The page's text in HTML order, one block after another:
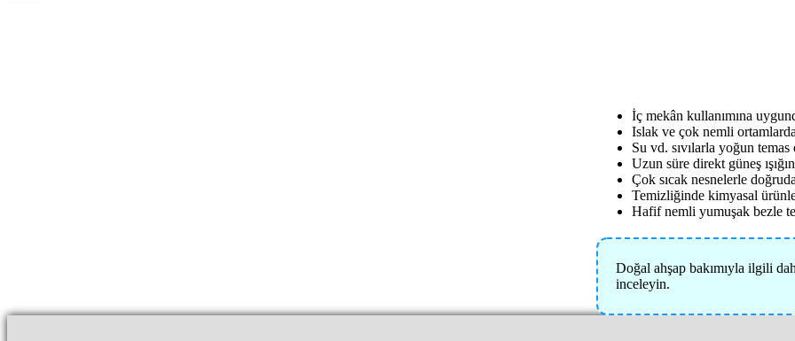
İç mekân kullanımına
Islak ve çok nemli
Su vd. sıvılarla yoğun
Uzun süre direkt güneş
Çok sıcak nesnelerle
Temizliğinde kimyasal
Hafif nemli yumuşak bezle
Doğal ahşap bakımıyla ilgili
inceleyin.